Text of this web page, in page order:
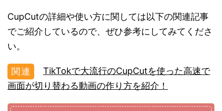
CupCutの詳細や使い方に関しては以下の関連記事
でご紹介しているので、ぜひ参考にしてみてくださ
い。
TikTokで大流行のCupCutを使った高速で
画面が切り替わる動画の作り方を紹介！